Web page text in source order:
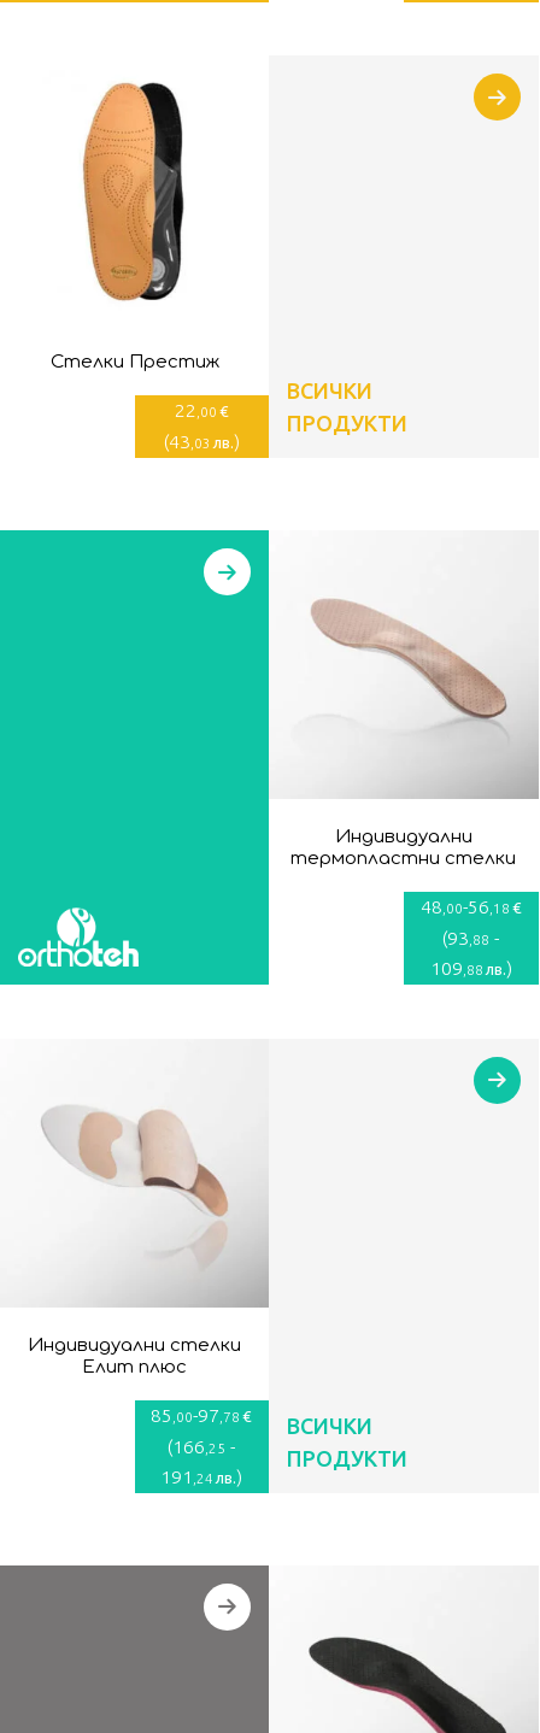
Стелки Престиж
22 ,00 €
(43 ,03 лв.)
ВСИЧКИ
ПРОДУКТИ
Индивидуални
термопластни стелки
48 ,00-56 ,18 €
(93 ,88 -
109 ,88 лв.)
Индивидуални стелки
Елит плюс
85 ,00-97 ,78 €
(166 ,25 -
191 ,24 лв.)
ВСИЧКИ
ПРОДУКТИ